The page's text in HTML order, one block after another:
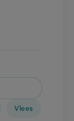
Vlees